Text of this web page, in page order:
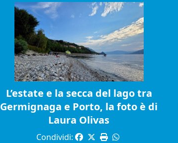
L’estate e la secca del lago tra
Germignaga e Porto, la foto è di
Laura Olivas
Condividi: